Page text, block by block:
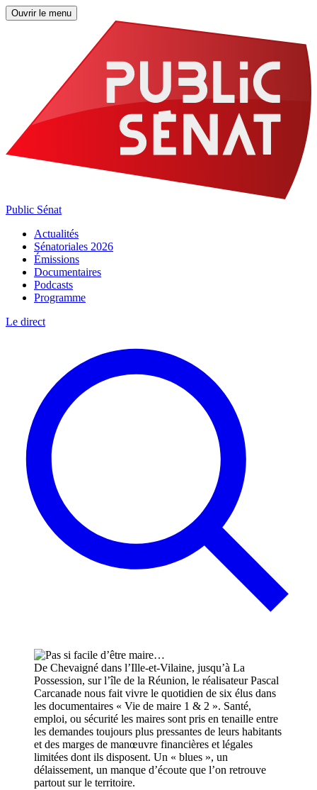
Ouvrir le menu
Public Sénat
Actualités
Sénatoriales 2026
Émissions
Documentaires
Podcasts
Programme
Le direct
De Chevaigné dans l’Ille-et-Vilaine, jusqu’à La
Possession, sur l’île de la Réunion, le réalisateur Pascal
Carcanade nous fait vivre le quotidien de six élus dans
les documentaires « Vie de maire 1 & 2 ». Santé,
emploi, ou sécurité les maires sont pris en tenaille entre
les demandes toujours plus pressantes de leurs habitants
et des marges de manœuvre financières et légales
limitées dont ils disposent. Un « blues », un
délaissement, un manque d’écoute que l’on retrouve
partout sur le territoire.